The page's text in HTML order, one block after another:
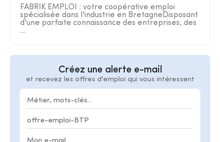
FABRIK EMPLOI : votre coopérative emploi
spécialisée dans l'industrie en BretagneDisposant
d'une parfaite connaissance des entreprises, des
...
Créez une alerte e-mail
et recevez les offres d'emploi qui vous intéressent